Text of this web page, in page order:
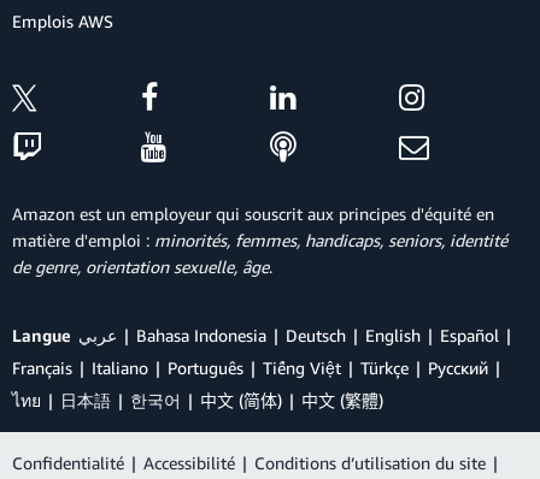
Emplois AWS
Amazon est un employeur qui souscrit aux principes d'équité en
matière d'emploi : minorités, femmes, handicaps, seniors, identité
de genre, orientation sexuelle, âge.
Langue عربي Bahasa Indonesia Deutsch English
Español
Français
Italiano Português Tiếng Việt Türkçe
Ρусский
ไทย
日本語 한국어 中文 (简体) 中文 (繁體)
Confidentialité | Accessibilité | Conditions d’utilisation du site |